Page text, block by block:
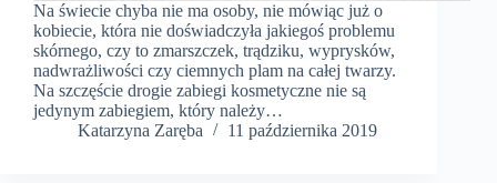
Na świecie chyba nie ma osoby, nie mówiąc już o
kobiecie, która nie doświadczyła jakiegoś problemu
skórnego, czy to zmarszczek, trądziku, wyprysków,
nadwrażliwości czy ciemnych plam na całej twarzy.
Na szczęście drogie zabiegi kosmetyczne nie są
jedynym zabiegiem, który należy…
Katarzyna Zaręba
11 października 2019